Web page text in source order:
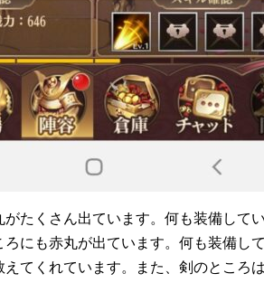
たくさん出ています。何も装備して
ろにも赤丸が出ています。何も装備し
えてくれています。また、剣のところ